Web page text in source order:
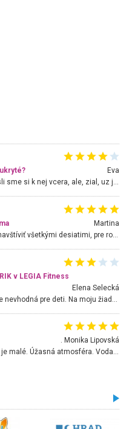
Eva
Hojdacka v Krpelanoch uz nie je, vysli sme si k nej vcera, ale, zial, uz je znicena. Ak sem planujete cestu len kvoli hojdacke, mozete si ju usetrit. Krasny vyhlad je tu vsak aj bez hojdacky :-)
Martina
Nádherné miesto ktoré odporúčam navštíviť všetkými desiatimi, pre rodiny s deťmi, dôchodcom... Proste a jednoducho ozaj rozprávkový les.. určite ešte prídeme. Odniesli sme si na pamiatku krásne tričká,
v LEGIA Fitness
Elena Selecká
. Monika Lipovská
Úžasné prostredie, napriek tomu, že je malé. Úžasná atmosféra. Voda fantastická a nádherná. Ľudí je pomerne veľa, ale su mili a ohľaduplní. Je veľmi zaujímavé sledovať, ako dokážu spolu športovať cudzí ľudia a bez ohľadu na vek. Vládne tu pohoda. Vnuka neviem dostať z vody. Ďakujem za krásny deň . Urcite sa sem vrátim. Jediný problém je s parkovaním, ale aj ten sa mi podarilo vyriešiť. Monika Bratislava